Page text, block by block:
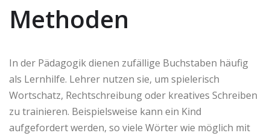
Methoden
In der Pädagogik dienen zufällige Buchstaben häufig
als Lernhilfe. Lehrer nutzen sie, um spielerisch
Wortschatz, Rechtschreibung oder kreatives Schreiben
zu trainieren. Beispielsweise kann ein Kind
aufgefordert werden, so viele Wörter wie möglich mit